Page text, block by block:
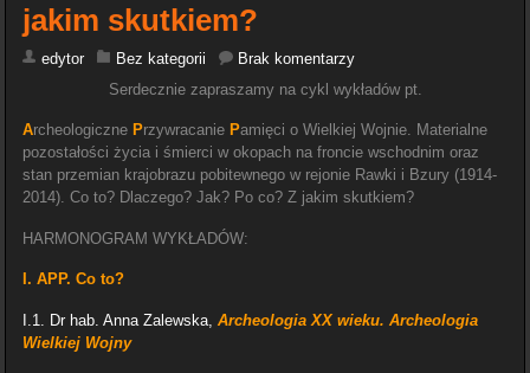
jakim skutkiem?
edytor Bez kategorii
Brak komentarzy
Serdecznie zapraszamy na cykl wykładów pt.
ArcheologicznePrzywracanie Pamięci o Wielkiej Wojnie. Materialne
pozostałości życia i śmierci w okopach na froncie wschodnim oraz
stan przemian krajobrazu pobitewnego w rejonie Rawki i Bzury (1914-
2014). Co to? Dlaczego? Jak? Po co? Z jakim skutkiem?
HARMONOGRAM WYKŁADÓW:
I. APP. Co to?
I.1. Dr hab. Anna Zalewska, Archeologia XX wieku. Archeologia
Wielkiej Wojny